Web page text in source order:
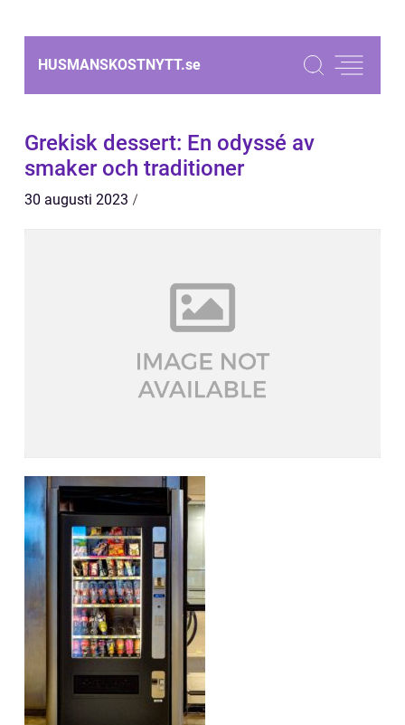
HUSMANSKOSTNYTT.se
Grekisk dessert: En odyssé av
smaker och traditioner
30 augusti 2023